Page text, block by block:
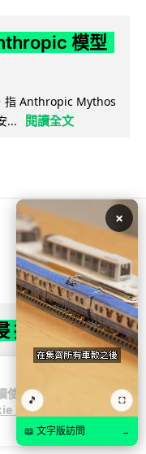
使用
政
模型
指 Anthropic Mythos
...
閱讀全文
播不雅歌曲
月 4 日廣播系統離奇
非法入侵，正調查事
×
🎵 ⛶
📖 文字版訪問 →